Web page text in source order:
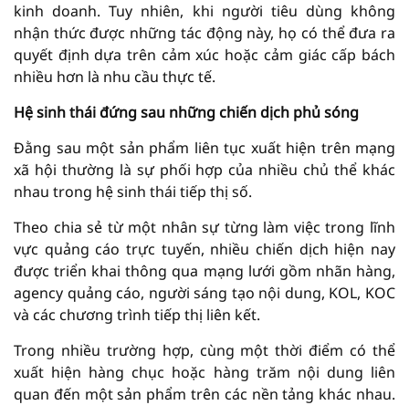
kinh doanh. Tuy nhiên, khi người tiêu dùng không
nhận thức được những tác động này, họ có thể đưa ra
quyết định dựa trên cảm xúc hoặc cảm giác cấp bách
nhiều hơn là nhu cầu thực tế.
Hệ sinh thái đứng sau những chiến dịch phủ sóng
Đằng sau một sản phẩm liên tục xuất hiện trên mạng
xã hội thường là sự phối hợp của nhiều chủ thể khác
nhau trong hệ sinh thái tiếp thị số.
Theo chia sẻ từ một nhân sự từng làm việc trong lĩnh
vực quảng cáo trực tuyến, nhiều chiến dịch hiện nay
được triển khai thông qua mạng lưới gồm nhãn hàng,
agency quảng cáo, người sáng tạo nội dung, KOL, KOC
và các chương trình tiếp thị liên kết.
Trong nhiều trường hợp, cùng một thời điểm có thể
xuất hiện hàng chục hoặc hàng trăm nội dung liên
quan đến một sản phẩm trên các nền tảng khác nhau.